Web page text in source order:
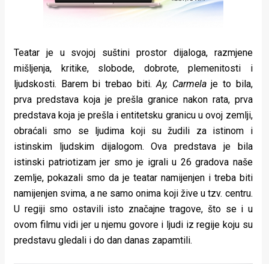
Teatar je u svojoj suštini prostor dijaloga, razmjene
mišljenja, kritike, slobode, dobrote, plemenitosti i
ljudskosti. Barem bi trebao biti.Ay, Carmelaje to bila,
prva predstava koja je prešla granice nakon rata, prva
predstava koja je prešla i entitetsku granicu u ovoj zemlji,
obraćali smo se ljudima koji su žudili za istinom i
istinskim ljudskim dijalogom. Ova predstava je bila
istinski patriotizam jer smo je igrali u 26 gradova naše
zemlje, pokazali smo da je teatar namijenjen i treba biti
namijenjen svima, a ne samo onima koji žive u tzv. centru.
U regiji smo ostavili isto značajne tragove, što se i u
ovom filmu vidi jer u njemu govore i ljudi iz regije koju su
predstavu gledali i do dan danas zapamtili.